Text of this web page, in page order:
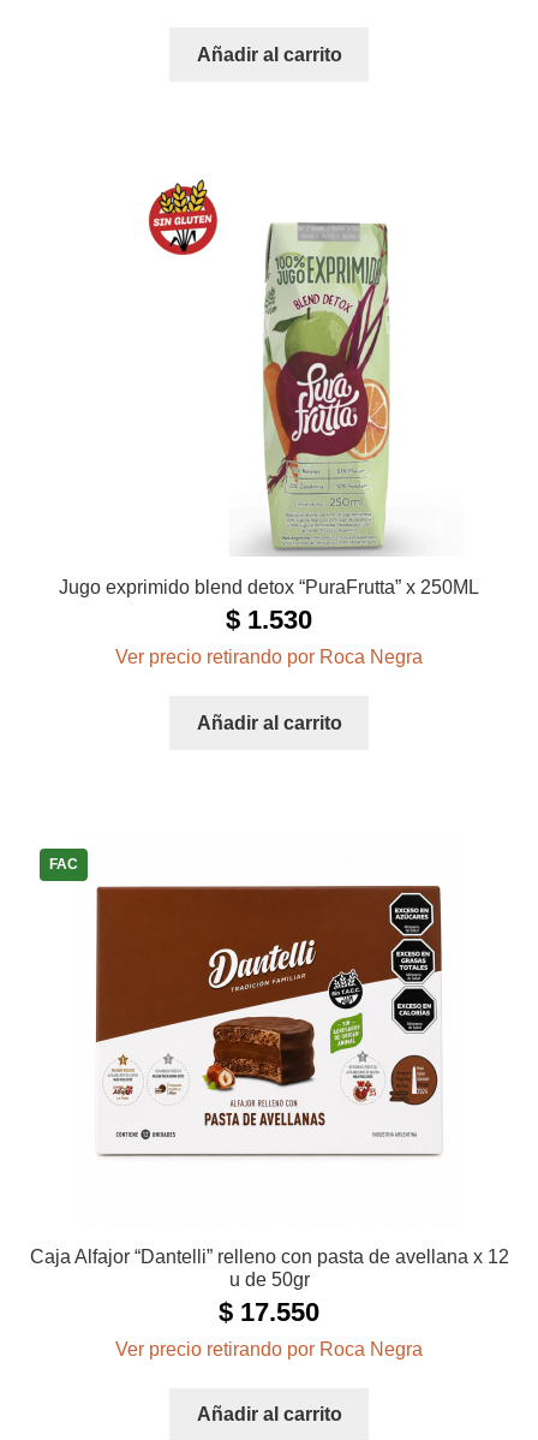
Añadir al carrito
Jugo exprimido blend detox “PuraFrutta” x 250ML
$ 1.530
Ver precio retirando por Roca Negra
Añadir al carrito
FAC
Caja Alfajor “Dantelli” relleno con pasta de avellana x 12
u de 50gr
$ 17.550
Ver precio retirando por Roca Negra
Añadir al carrito